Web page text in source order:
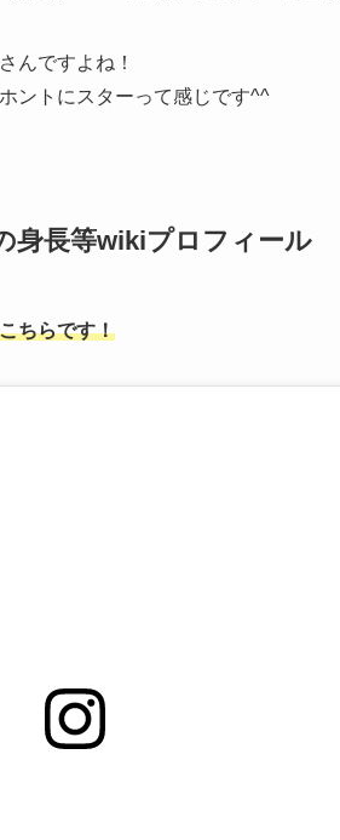
んですよね！
ントにスターって感じです^^
身長等wikiプロフィール
ちらです！